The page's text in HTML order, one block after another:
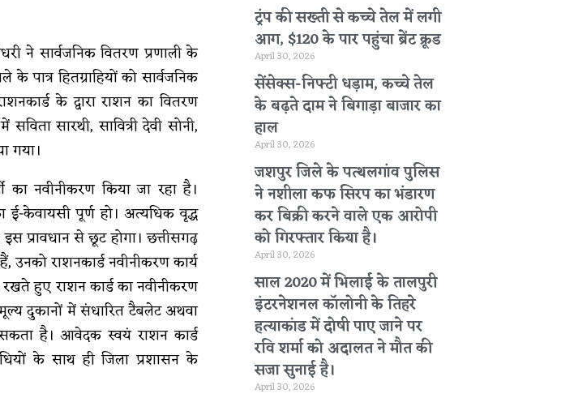
ने सार्वजनिक वितरण प्रणाली के
पात्र हितग्राहियों को सार्वजनिक
के द्वारा राशन का वितरण
सारथी, सावित्री देवी सोनी,
गया।
का नवीनीकरण किया जा रहा है।
पूर्ण हो। अत्यधिक वृद्ध
प्रावधान से छूट होगा। छत्तीसगढ़
राशनकार्ड नवीनीकरण कार्य
हुए राशन कार्ड का नवीनीकरण
दुकानों में संधारित टैबलेट अथवा
है। आवेदक स्वयं राशन कार्ड
के साथ ही जिला प्रशासन के
ट्रंप की सख्ती से कच्चे तेल में लगी
आग, $120 के पार पहुंचा ब्रेंट क्रूड
April 30, 2026
सेंसेक्स-निफ्टी धड़ाम, कच्चे तेल
के बढ़ते दाम ने बिगाड़ा बाजार का
हाल
April 30, 2026
जशपुर जिले के पत्थलगांव पुलिस
ने नशीला कफ सिरप का भंडारण
कर बिक्री करने वाले एक आरोपी
को गिरफ्तार किया है।
April 30, 2026
साल 2020 में भिलाई के तालपुरी
इंटरनेशनल कॉलोनी के तिहरे
हत्याकांड में दोषी पाए जाने पर
रवि शर्मा को अदालत ने मौत की
सजा सुनाई है।
April 30, 2026